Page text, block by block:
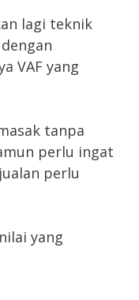
lagi teknik
VAF yang
tanpa
perlu ingat
perlu
yang